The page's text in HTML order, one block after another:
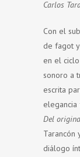
Carlos
Con el
de fagot
en el
sonoro a
escrita
elegancia
Del
Tarancón
diálogo